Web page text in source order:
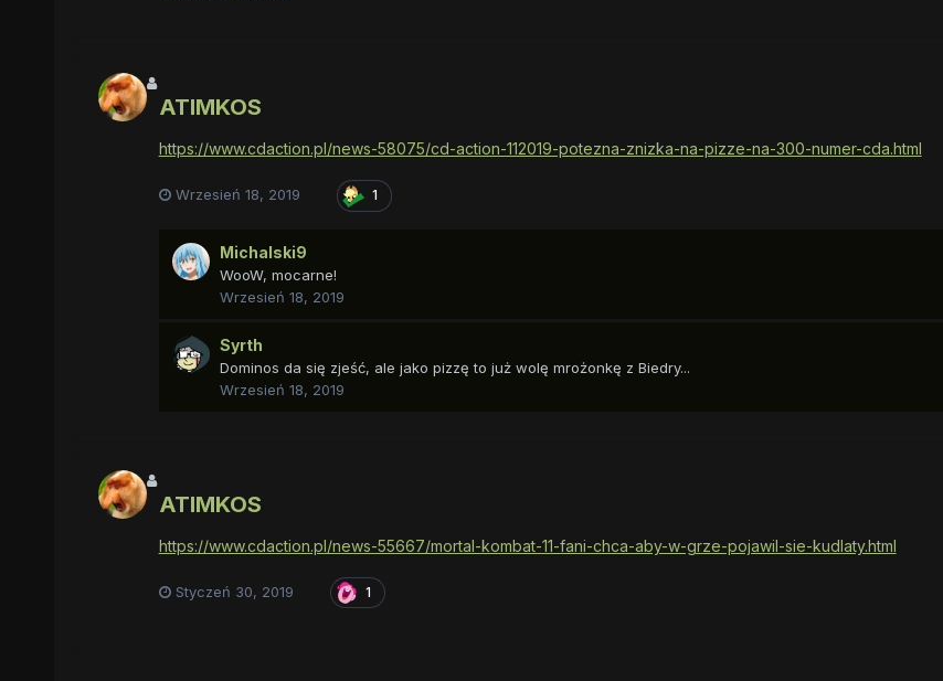
ATIMKOS
https://www.cdaction.pl/news-58075/cd-action-112019-potezna-znizka-na-pizze-na-300-numer-cda.html
Wrzesień 18, 2019 1
Michalski9
WooW, mocarne!
Wrzesień 18, 2019
Syrth
Dominos da się zjeść, ale jako pizzę to już wolę mrożonkę z Biedry...
Wrzesień 18, 2019
ATIMKOS
https://www.cdaction.pl/news-55667/mortal-kombat-11-fani-chca-aby-w-grze-pojawil-sie-kudlaty.html
Styczeń 30, 2019 1